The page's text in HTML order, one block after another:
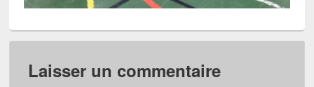
Laisser un commentaire